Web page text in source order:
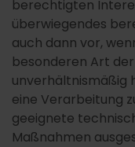
berechtigten
überwiegendes
auch dann vor,
besonderen Art
unverhältnismäßig
eine Verarbeitung
geeignete
Maßnahmen